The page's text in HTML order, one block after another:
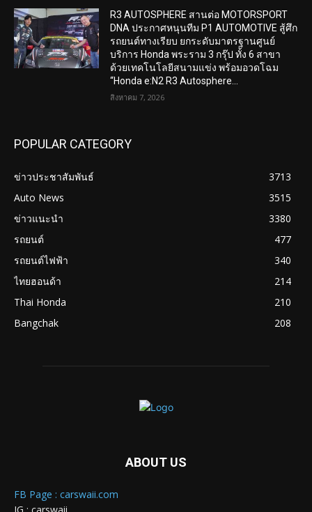
R3 AUTOSPHERE สานต่อ MOTORSPORT
DNA ประกาศหนุนทีม P1 AUTOMOTIVE สู้ศึก
รถยนต์ทางเรียบ ยกระดับมาตรฐานศูนย์
บริการ Honda พระราม 3 กรุ๊ป ทั้ง 6 สาขา
ด้วยเทคโนโลยีสนามแข่ง พร้อมอวดโฉม
“Honda e:N2 R3 Autosphere...
สิงหาคม 7, 2026
POPULAR CATEGORY
ข่าวประชาสัมพันธ์
3713
Auto News
3515
ข่าวแนะนำ
3380
รถยนต์
477
รถยนต์ไฟฟ้า
340
ไทยฮอนด้า
214
Thai Honda
210
Bangchak
208
ABOUT US
FB Page : carswaii.com